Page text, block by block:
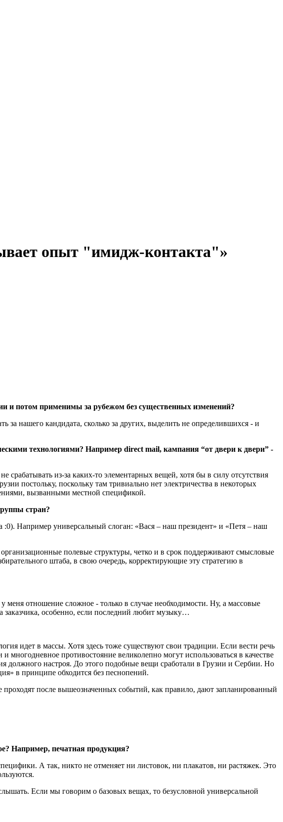
опыт "имидж-контакта"»
и потом применимы за рубежом без существенных изменений?
за нашего кандидата, сколько за других, выделить не определившихся - и
технологиями? Например direct mail, кампания “от двери к двери” -
из-за каких-то элементарных вещей, хотя бы в силу отсутствия
постольку, поскольку там тривиально нет электричества в некоторых
вызванными местной спецификой.
стран?
:0). Например универсальный слоган: «Вася – наш президент» и «Петя – наш
полевые структуры, четко и в срок поддерживают смысловые
штаба, в свою очередь, корректирующие эту стратегию в
отношение сложное - только в случае необходимости. Ну, а массовые
заказчика, особенно, если последний любит музыку…
идет в массы. Хотя здесь тоже существуют свои традиции. Если вести речь
противостояние великолепно могут использоваться в качестве
настроя. До этого подобные вещи сработали в Грузии и Сербии. Но
в принципе обходится без песнопений.
после вышеозначенных событий, как правило, дают запланированный
Например, печатная продукция?
А так, никто не отменяет ни листовок, ни плакатов, ни растяжек. Это
Если мы говорим о базовых вещах, то безусловной универсальной